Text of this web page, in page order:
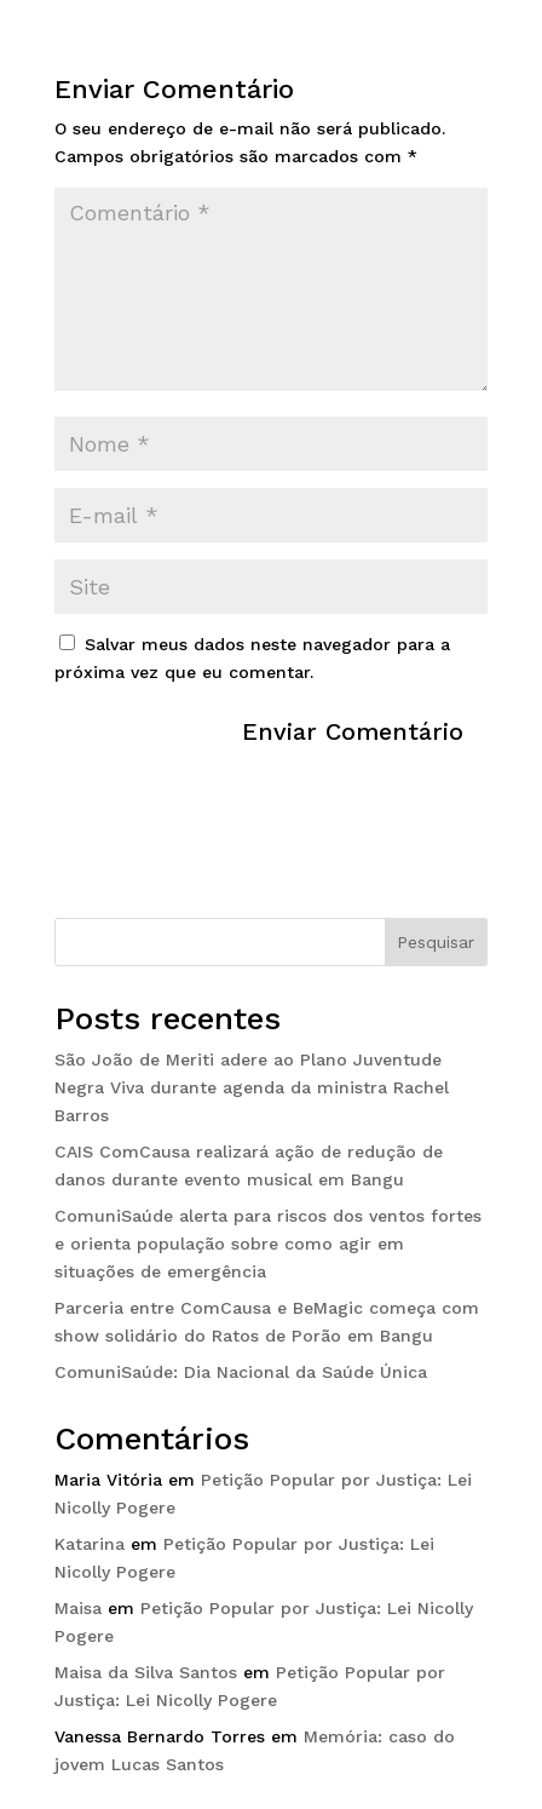
Enviar Comentário
O seu endereço de e-mail não será publicado.
Campos obrigatórios são marcados com *
Salvar meus dados neste navegador para a
próxima vez que eu comentar.
Pesquisar
Posts recentes
São João de Meriti adere ao Plano Juventude
Negra Viva durante agenda da ministra Rachel
Barros
CAIS ComCausa realizará ação de redução de
danos durante evento musical em Bangu
ComuniSaúde alerta para riscos dos ventos fortes
e orienta população sobre como agir em
situações de emergência
Parceria entre ComCausa e BeMagic começa com
show solidário do Ratos de Porão em Bangu
ComuniSaúde: Dia Nacional da Saúde Única
Comentários
Maria Vitóriaem Petição Popular por Justiça: Lei
Nicolly Pogere
Katarinaem Petição Popular por Justiça: Lei
Nicolly Pogere
Maisaem Petição Popular por Justiça: Lei Nicolly
Pogere
Maisa da Silva Santosem Petição Popular por
Justiça: Lei Nicolly Pogere
Vanessa Bernardo Torresem Memória: caso do
jovem Lucas Santos